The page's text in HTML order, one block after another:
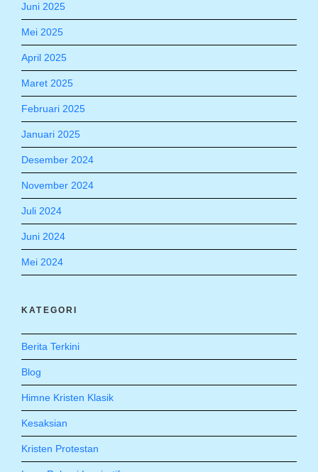
Juni 2025
Mei 2025
April 2025
Maret 2025
Februari 2025
Januari 2025
Desember 2024
November 2024
Juli 2024
Juni 2024
Mei 2024
KATEGORI
Berita Terkini
Blog
Himne Kristen Klasik
Kesaksian
Kristen Protestan